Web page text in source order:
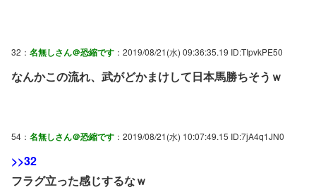
32： 名無しさん＠恐縮です ：2019/08/21(水) 09:36:35.19 ID:TIpvkPE50
なんかこの流れ、武がどかまけして日本馬勝ちそうｗ
54： 名無しさん＠恐縮です ：2019/08/21(水) 10:07:49.15 ID:7jA4q1JN0
>>32
フラグ立った感じするなｗ